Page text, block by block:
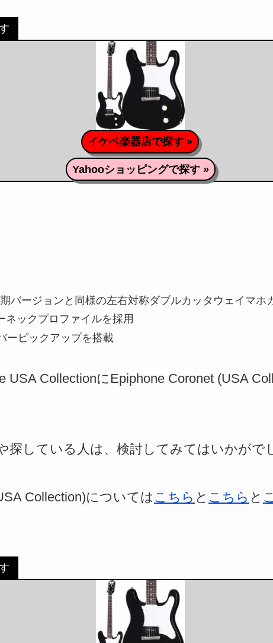
イケベ楽器店で探す »
Yahooショッピングで探す »
バージョンと同様の左右対称ダブルカッタウェイマホ
ネックプロファイルを採用
ーピックアップを搭載
USA CollectionにEpiphone Coronet (USA
探している人は、検討してみてはいかがで
Collection)については こちら と こちら と